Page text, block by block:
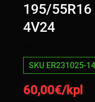
195/
4V24
SKU ER231025-14
60,00€/kpl